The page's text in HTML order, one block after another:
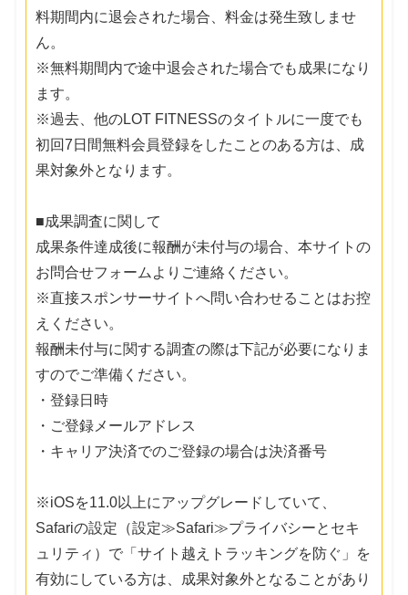
料期間内に退会された場合、料金は発生致しませ
ん。
※無料期間内で途中退会された場合でも成果になり
ます。
※過去、他のLOT FITNESSのタイトルに一度でも
初回7日間無料会員登録をしたことのある方は、成
果対象外となります。
■成果調査に関して
成果条件達成後に報酬が未付与の場合、本サイトの
お問合せフォームよりご連絡ください。
※直接スポンサーサイトへ問い合わせることはお控
えください。
報酬未付与に関する調査の際は下記が必要になりま
すのでご準備ください。
・登録日時
・ご登録メールアドレス
・キャリア決済でのご登録の場合は決済番号
※iOSを11.0以上にアップグレードしていて、
Safariの設定（設定≫Safari≫プライバシーとセキ
ュリティ）で「サイト越えトラッキングを防ぐ」を
有効にしている方は、成果対象外となることがあり